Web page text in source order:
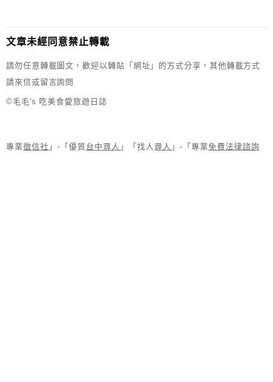
文章未經同意禁止轉載
請勿任意轉載圖文，歡迎以轉貼「網址」的方式分享，其他轉載方式
請來信或留言詢問
©毛毛's 吃美食愛旅遊日誌
專業徵信社 」-「優質台中尋人 」「找人 尋人 」-「專業免費法律諮詢